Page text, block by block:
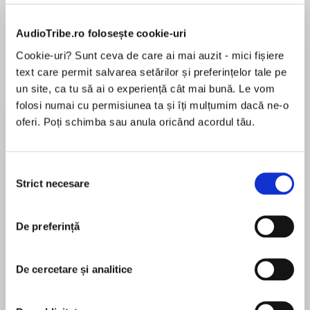
AudioTribe.ro folosește cookie-uri
Cookie-uri? Sunt ceva de care ai mai auzit - mici fișiere
text care permit salvarea setărilor și preferințelor tale pe
un site, ca tu să ai o experiență cât mai bună. Le vom
folosi numai cu permisiunea ta și îți mulțumim dacă ne-o
oferi. Poți schimba sau anula oricând acordul tău.
consimțământului
Strict necesare
De preferință
De cercetare și analitice
Despre carte
A Distant Episode contains the best of Paul
Bowles's short stories, as selected by the
author. An American cult figure, Bowles has
În acest moment nu există recenzii
Paul Bowles
Paul Bowles was born in 1910 and studied music
with composer Aaron Copland before moving to